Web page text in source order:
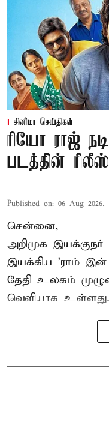
சினிமா செய்திகள்
ரியோ ராஜ்
படத்தின் ரிலீஸ்
Published on: 06 Aug 2026,
சென்னை,
அறிமுக
இயக்கிய 'ராம் இன்
தேதி உலகம்
வெளியாக உள்ளது.